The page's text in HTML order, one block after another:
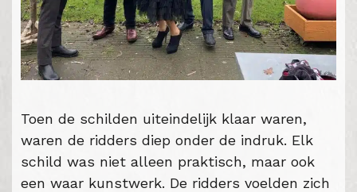
Toen de schilden uiteindelijk klaar waren,
waren de ridders diep onder de indruk. Elk
schild was niet alleen praktisch, maar ook
een waar kunstwerk. De ridders voelden zich